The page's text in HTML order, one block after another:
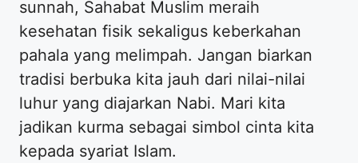
sunnah, Sahabat Muslim meraih
kesehatan fisik sekaligus keberkahan
pahala yang melimpah. Jangan biarkan
tradisi berbuka kita jauh dari nilai-nilai
luhur yang diajarkan Nabi. Mari kita
jadikan kurma sebagai simbol cinta kita
kepada syariat Islam.